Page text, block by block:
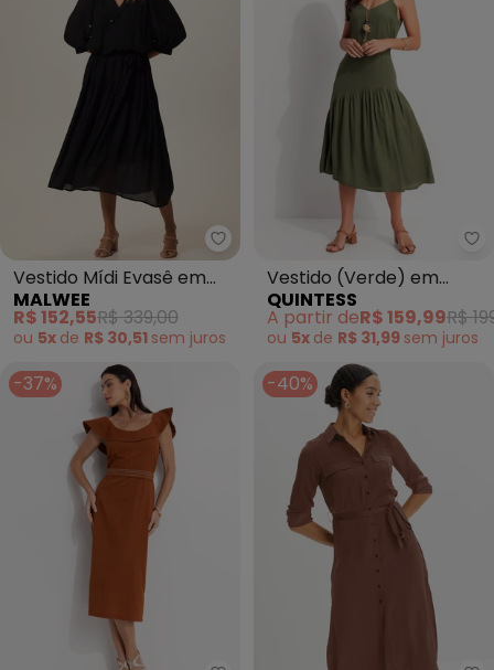
Malwee - Vestido Mídi Evasê
Vestido Mídi Evasê em
Crepe (Preto)
MALWEE
R$ 152,55R$ 339,00
ou 5x de R$ 30,51 sem juros
Vestido (Verde) em
Viscose Sarjada
QUINTESS
A partir deR$ 159,99R$
ou 5x de R$ 31,99 sem juros
-37% -40%